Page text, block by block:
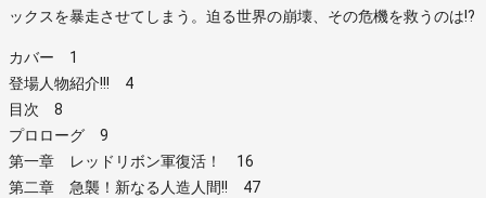
ックスを暴走させてしまう。迫る世界の崩壊、その危機を救うのは!?
カバー 1
登場人物紹介!!! 4
目次 8
プロローグ 9
第一章 レッドリボン軍復活！ 16
第二章 急襲！新なる人造人間!! 47